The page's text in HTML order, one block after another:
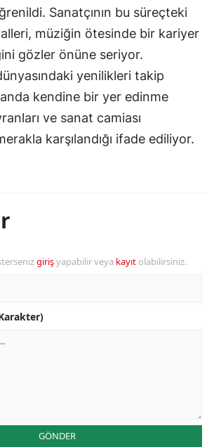
Sanatçının bu süreçteki
müziğin ötesinde bir kariyer
gözler önüne seriyor.
yenilikleri takip
kendine bir yer edinme
ve sanat camiası
karşılandığı ifade ediliyor.
girişyapabilir veya kayıt olabilirsiniz.
GÖNDER